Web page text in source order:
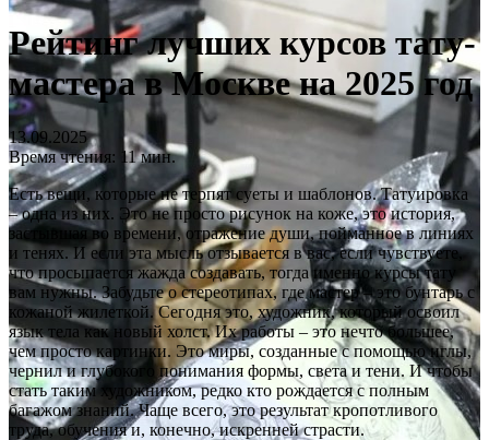
Рейтинг лучших курсов тату-
мастера в Москве на 2025 год
13.09.2025
Время чтения: 11 мин.
Есть вещи, которые не терпят суеты и шаблонов. Татуировка
– одна из них. Это не просто рисунок на коже, это история,
застывшая во времени, отражение души, пойманное в линиях
и тенях. И если эта мысль отзывается в вас, если чувствуете,
что просыпается жажда создавать, тогда именно курсы тату
вам нужны. Забудьте о стереотипах, где мастер – это бунтарь с
кожаной жилеткой. Сегодня это, художник, который освоил
язык тела как новый холст. Их работы – это нечто большее,
чем просто картинки. Это миры, созданные с помощью иглы,
чернил и глубокого понимания формы, света и тени. И чтобы
стать таким художником, редко кто рождается с полным
багажом знаний. Чаще всего, это результат кропотливого
труда, обучения и, конечно, искренней страсти.